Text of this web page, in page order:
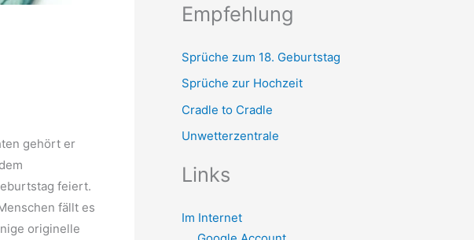
gehört er
feiert.
fällt es
originelle
Empfehlung
Sprüche zum 18. Geburtstag
Sprüche zur Hochzeit
Cradle to Cradle
Unwetterzentrale
Links
Im Internet